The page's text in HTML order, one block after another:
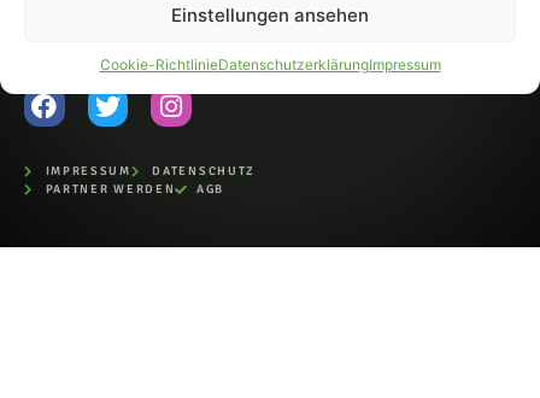
Einstellungen ansehen
Cookie-RichtlinieDatenschutzerklärungImpressum
auszugsweise, nur mit
IMPRESSUM
DATENSCHUTZ
PARTNER WERDEN
AGB